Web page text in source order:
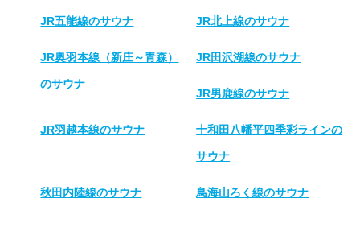
JR五能線のサウナ JR北上線のサウナ
JR奥羽本線（新庄～青森）
のサウナ
JR田沢湖線のサウナ
JR男鹿線のサウナ
JR羽越本線のサウナ 十和田八幡平四季彩ラインの
サウナ
秋田内陸線のサウナ 鳥海山ろく線のサウナ